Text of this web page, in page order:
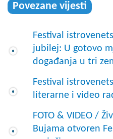
Povezane vijesti
Festival
jubilej: U gotovo
događanja u tri
Festival
literarne i video
FOTO & VIDEO /
Bujama otvoren